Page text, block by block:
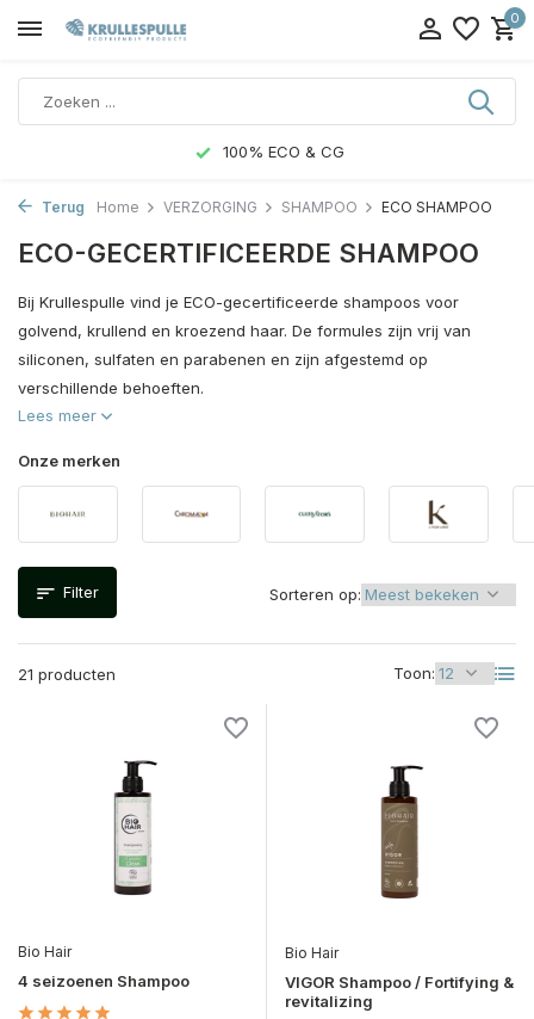
0
100% ECO & CG
Terug Home VERZORGING SHAMPOO ECO SHAMPOO
ECO-GECERTIFICEERDE SHAMPOO
Bij Krullespulle vind je ECO-gecertificeerde shampoos voor
golvend, krullend en kroezend haar. De formules zijn vrij van
siliconen, sulfaten en parabenen en zijn afgestemd op
verschillende behoeften.
Lees meer
Onze merken
Filter
21 producten Toon:
Sorteren op:
Bio Hair
4 seizoenen Shampoo
Bio Hair
VIGOR Shampoo / Fortifying &
revitalizing